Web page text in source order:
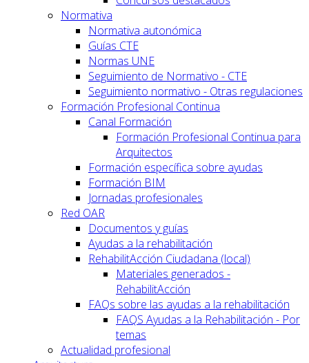
Normativa
Normativa autonómica
Guías CTE
Normas UNE
Seguimiento de Normativo - CTE
Seguimiento normativo - Otras regulaciones
Formación Profesional Continua
Canal Formación
Formación Profesional Continua para
Arquitectos
Formación específica sobre ayudas
Formación BIM
Jornadas profesionales
Red OAR
Documentos y guías
Ayudas a la rehabilitación
RehabilitAcción Ciudadana (local)
Materiales generados -
RehabilitAcción
FAQs sobre las ayudas a la rehabilitación
FAQS Ayudas a la Rehabilitación - Por
temas
Actualidad profesional